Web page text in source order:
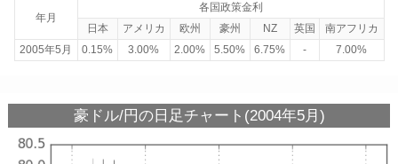
年月
各国政策金利
日本
アメリカ 欧州 豪州 NZ 英国
南アフリカ
2005年5月
0.15% 3.00% 2.00% 5.50% 6.75% - 7.00%
豪ドル/円の日足チャート(2004年5月)